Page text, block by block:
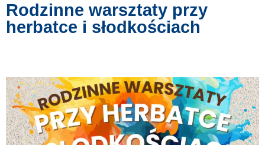
Rodzinne warsztaty przy
herbatce i słodkościach